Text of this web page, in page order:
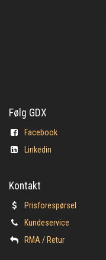
Følg GDX
Facebook
Linkedin
Kontakt
Prisforespørsel
Kundeservice
​RMA / Retur